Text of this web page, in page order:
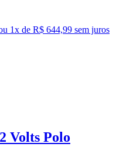
1x de R$ 644,99 sem juros
Volts Polo